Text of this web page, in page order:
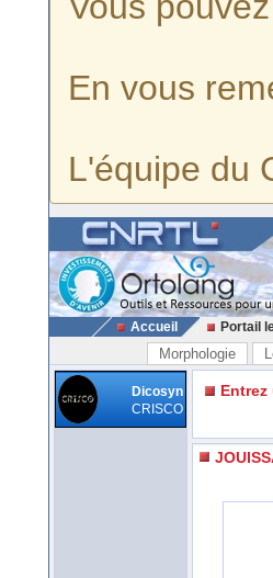
En vous
L'équipe du
Accueil Portail
Morphologie
Dicosyn
CRISCO
Entrez